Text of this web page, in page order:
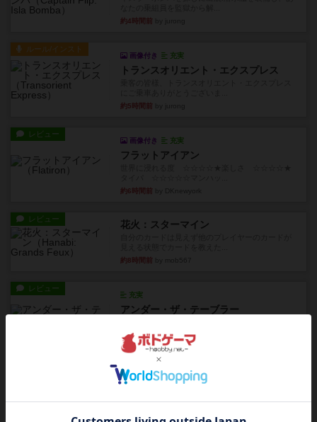
約4時間前
ルール/インスト
画像付き 充実
トランスオリエント・エクスプレス
約5時間前
レビュー
画像付き 充実
フラットアイアン
約6時間前
レビュー 花火：スターマイン
約8時間前
レビュー
充実
アンダー・ザ・テーブラー
してのレビューです。正体隠...
約10時間前 by toyota
充実
て重宝するゲームです。いわ...